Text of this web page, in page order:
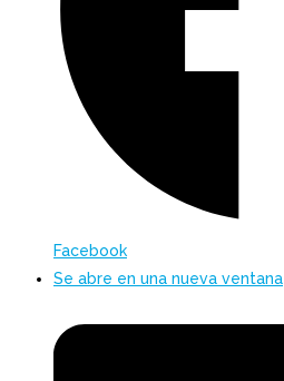
Facebook
Se abre en una nueva ventana